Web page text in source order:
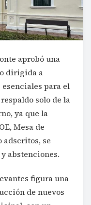
aprobó una
dirigida a
para el
solo de la
ya que la
Mesa de
adscritos, se
abstenciones.
figura una
de nuevos